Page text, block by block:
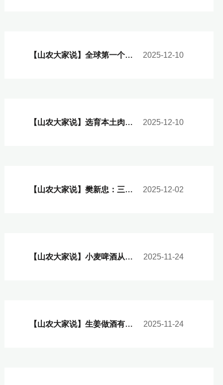
【山农大家说】全球第一个獭兔配套系有望育成 2025-12-10
【山农大家说】选育本土肉兔配套系 实现种业自主 助推产业发展 2025-12-10
【山农大家说】樊新忠：三十年坚守 为畜禽种业装上“中国芯” 2025-12-02
【山农大家说】小麦啤酒从实验室走向市场 2025-11-24
【山农大家说】生姜做酒有哪些独特优势？ 2025-11-24